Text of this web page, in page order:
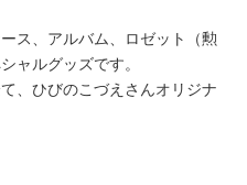
ス、アルバム、ロゼット（勲
ャルグッズです。
、ひびのこづえさんオリジナ